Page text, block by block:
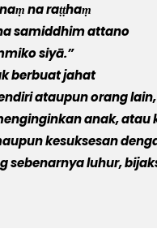
na raṭṭhaṃ
samiddhim attano
siyā.”
berbuat jahat
ataupun orang lain,
anak, atau
kesuksesan
sebenarnya luhur,